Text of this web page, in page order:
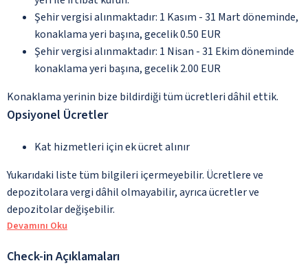
Şehir vergisi alınmaktadır: 1 Kasım - 31 Mart döneminde,
konaklama yeri başına, gecelik 0.50 EUR
Şehir vergisi alınmaktadır: 1 Nisan - 31 Ekim döneminde
konaklama yeri başına, gecelik 2.00 EUR
Konaklama yerinin bize bildirdiği tüm ücretleri dâhil ettik.
Opsiyonel Ücretler
Kat hizmetleri için ek ücret alınır
Yukarıdaki liste tüm bilgileri içermeyebilir. Ücretlere ve
depozitolara vergi dâhil olmayabilir, ayrıca ücretler ve
depozitolar değişebilir.
Devamını Oku
Check-in Açıklamaları